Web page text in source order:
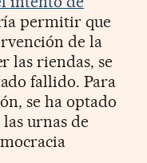
permitir que
de la
las riendas, se
fallido. Para
se ha optado
urnas de